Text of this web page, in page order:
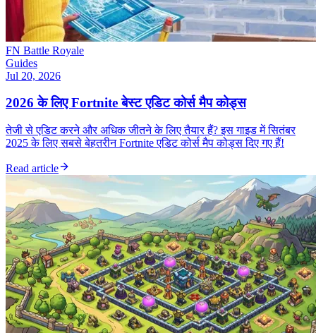
FN Battle Royale
Guides
Jul 20, 2026
2026 के लिए Fortnite बेस्ट एडिट कोर्स मैप कोड्स
तेजी से एडिट करने और अधिक जीतने के लिए तैयार हैं? इस गाइड में सितंबर
2025 के लिए सबसे बेहतरीन Fortnite एडिट कोर्स मैप कोड्स दिए गए हैं!
Read article